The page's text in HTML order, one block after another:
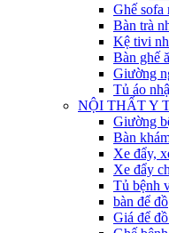
Ghế sofa
Bàn trà
Kệ tivi
Bàn ghế
Giường
Tủ áo
NỘI THẤT Y
Giường
Bàn
Xe đẩy,
Xe đẩy
Tủ bệnh
bàn để đồ
Giá để